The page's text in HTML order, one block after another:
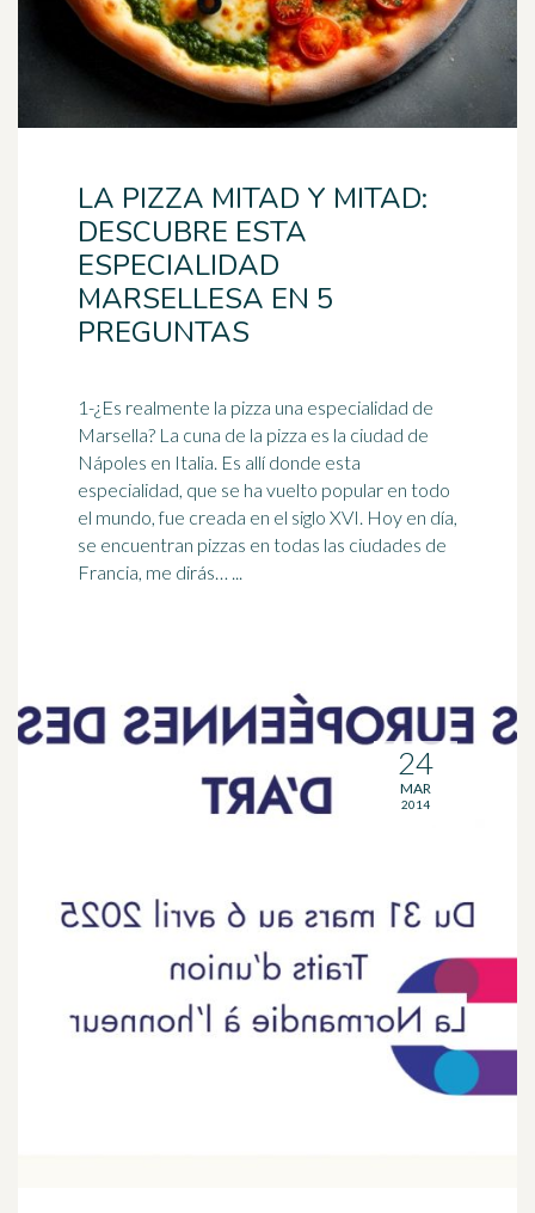
LA PIZZA MITAD Y MITAD:
DESCUBRE ESTA
ESPECIALIDAD
MARSELLESA EN 5
PREGUNTAS
1-¿Es realmente la pizza una especialidad de
Marsella? La cuna de la pizza es la ciudad de
Nápoles en Italia. Es allí donde esta
especialidad, que se ha vuelto popular en todo
el mundo, fue creada en el siglo XVI. Hoy en día,
se encuentran pizzas en todas las ciudades de
Francia, me dirás… ...
24
MAR
2014